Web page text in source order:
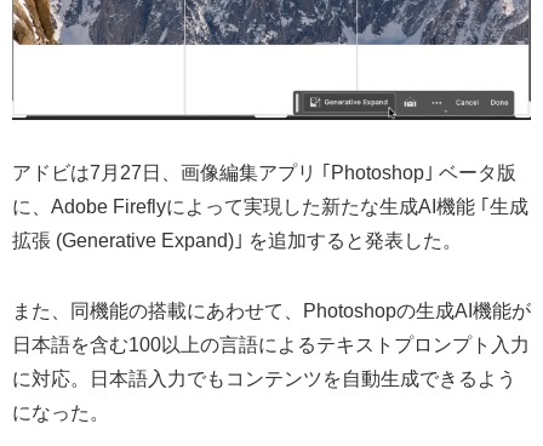
アドビは7月27日、画像編集アプリ ｢Photoshop｣ ベータ版
に、Adobe Fireflyによって実現した新たな生成AI機能 ｢生成
拡張 (Generative Expand)｣ を追加すると発表した。
また、同機能の搭載にあわせて、Photoshopの生成AI機能が
日本語を含む100以上の言語によるテキストプロンプト入力
に対応。日本語入力でもコンテンツを自動生成できるよう
になった。